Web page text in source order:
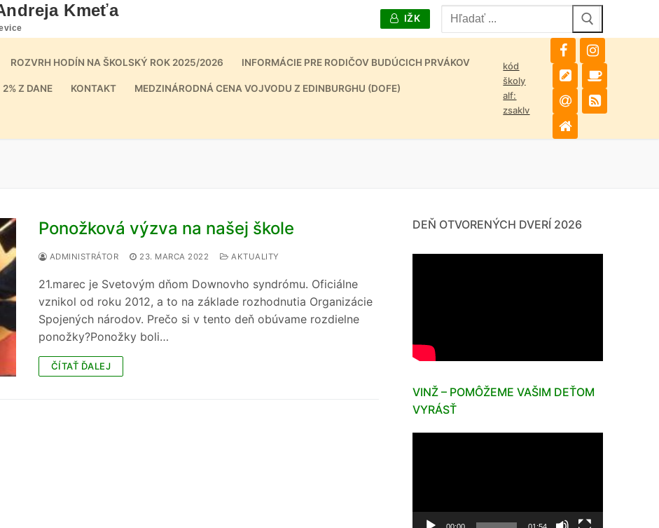
Kmeťa IŽK
Hľadať:
ROZVRH HODÍN NA ŠKOLSKÝ ROK 2025/2026 INFORMÁCIE PRE RODIČOV BUDÚCICH PRVÁKOV
2% Z DANE KONTAKT MEDZINÁRODNÁ CENA VOJVODU Z EDINBURGHU (DOFE)
kód
školy
alf:
zsaklv
Ponožková výzva na našej škole
ADMINISTRÁTOR 23. MARCA 2022 AKTUALITY
21.marec je Svetovým dňom Downovho syndrómu. Oficiálne
vznikol od roku 2012, a to na základe rozhodnutia Organizácie
Spojených národov. Prečo si v tento deň obúvame rozdielne
ponožky?Ponožky boli…
ČÍTAŤ ĎALEJ
DEŇ OTVORENÝCH DVERÍ 2026
VINŽ – POMÔŽEME VAŠIM DEŤOM
VYRÁSŤ